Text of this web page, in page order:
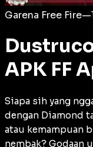
Garena Free Fire—
APK FF
Siapa sih yang
dengan Diamond
atau kemampuan
nembak? Godaan